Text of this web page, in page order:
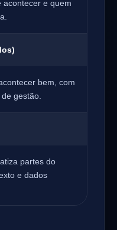
acontecer e quem
bem, com
gestão.
partes do
e dados